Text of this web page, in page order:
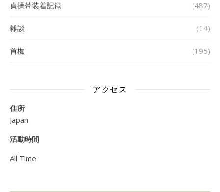
貞操帯装着記録 (487)
雑談 (14)
首枷 (195)
アクセス
住所
Japan
活動時間
All Time